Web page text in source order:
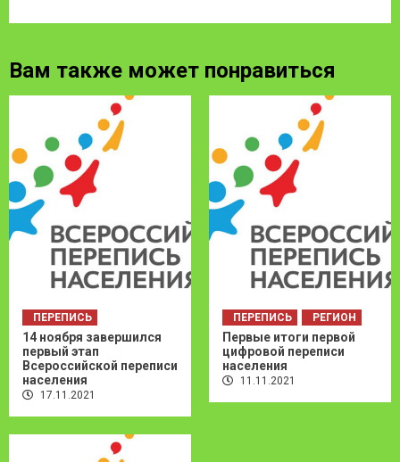
Вам также может понравиться
ПЕРЕПИСЬ
14 ноября завершился
первый этап
Всероссийской переписи
населения
17.11.2021
ПЕРЕПИСЬ РЕГИОН
Первые итоги первой
цифровой переписи
населения
11.11.2021